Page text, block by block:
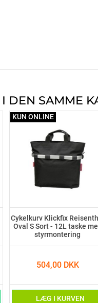
DEN SAMME
Cykelkurv Klickfix
Oval S Sort - 12L taske
styrmontering
504,00 DKK
LÆG I KURVEN
KUN ONLINE